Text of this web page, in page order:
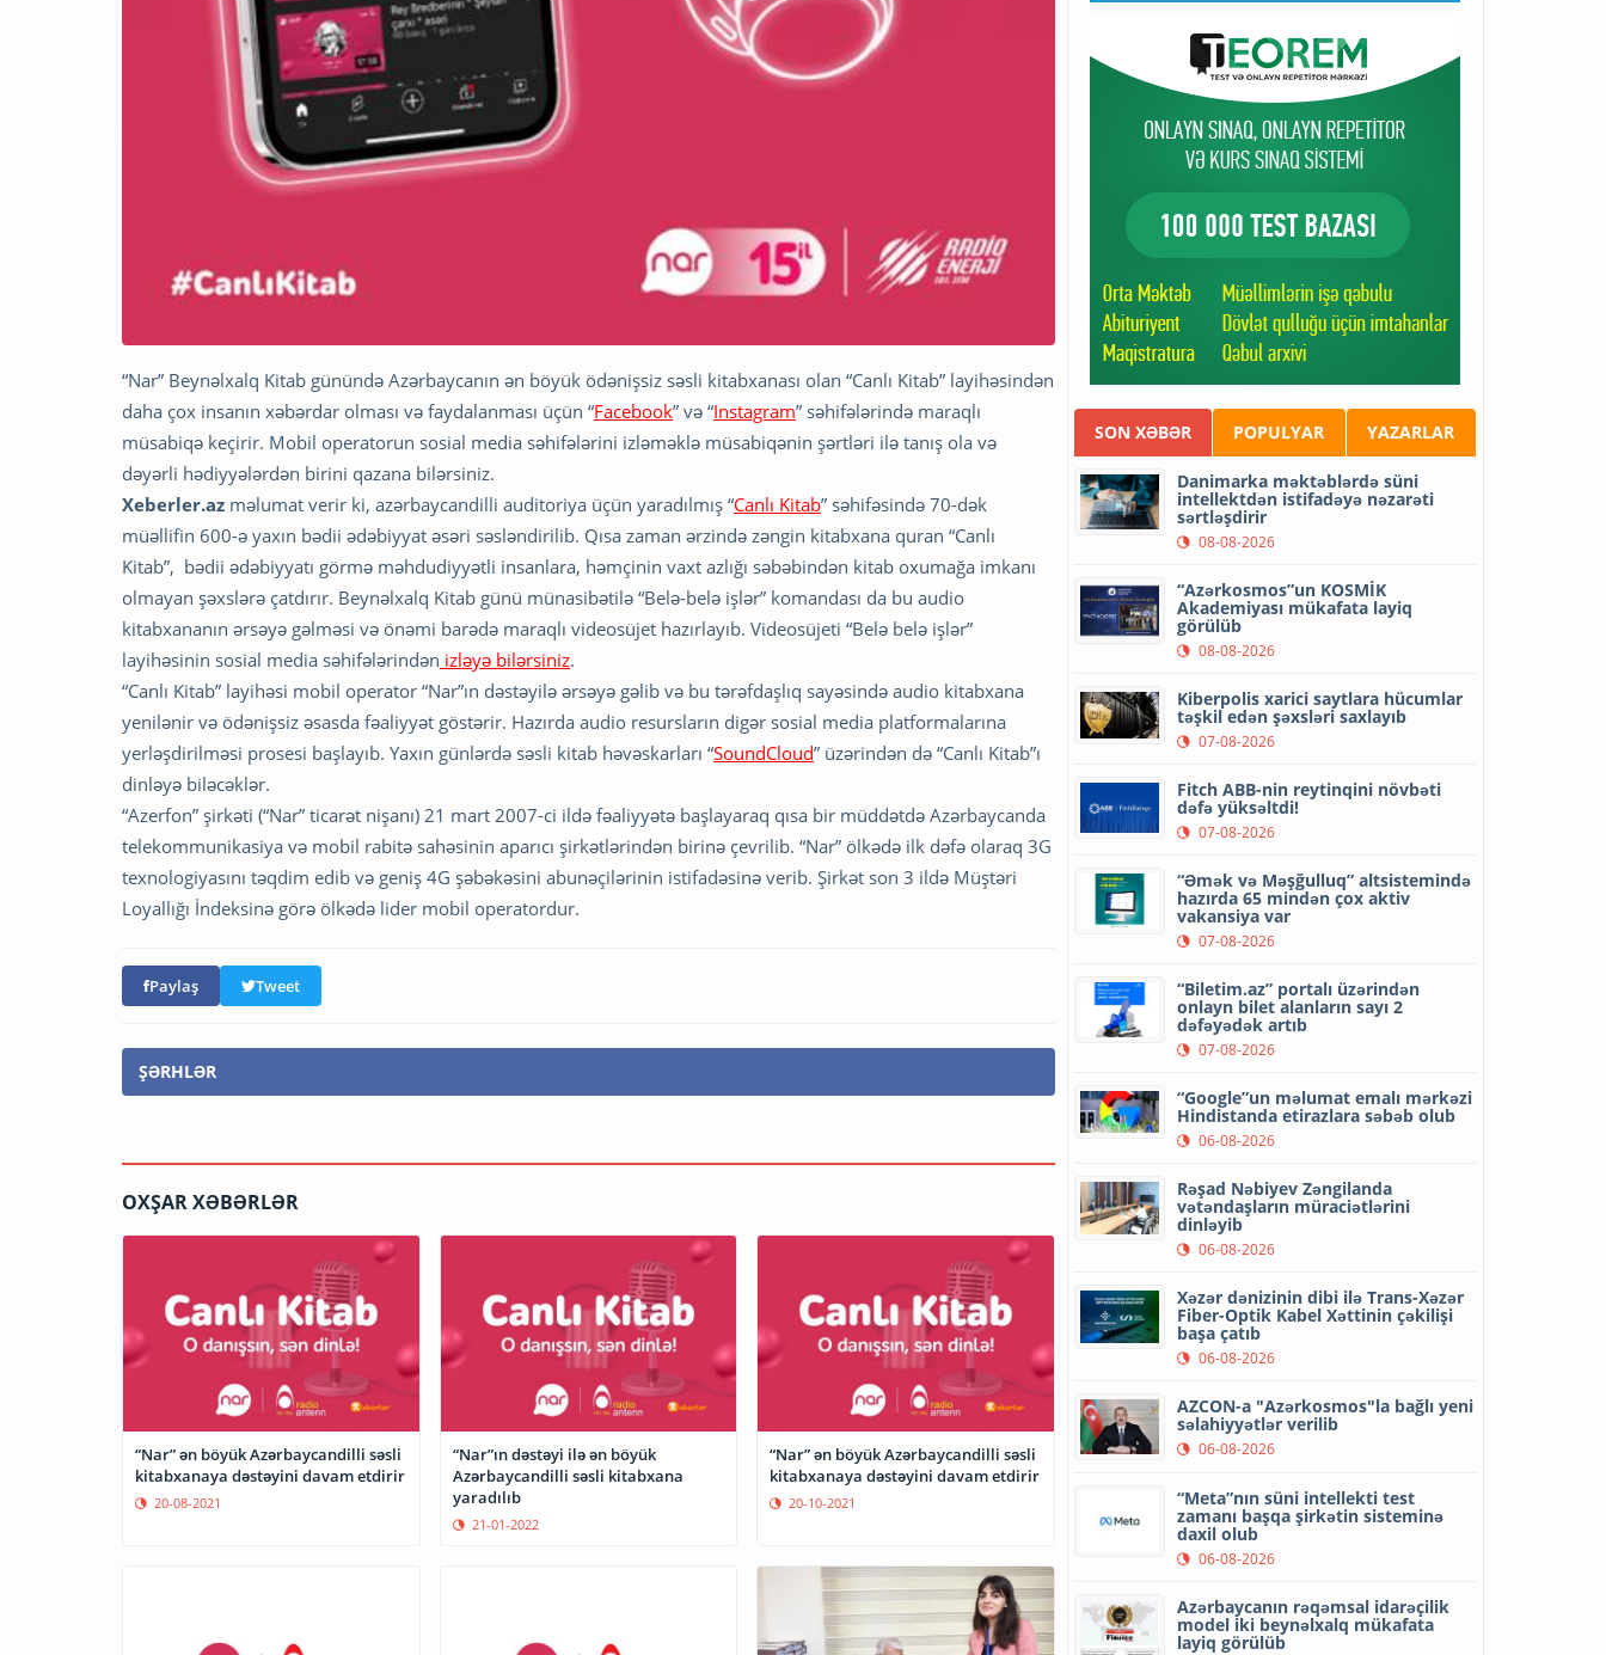
“Nar” Beynəlxalq Kitab günündə Azərbaycanın ən böyük ödənişsiz səsli kitabxanası olan “Canlı Kitab” layihəsindən
daha çox insanın xəbərdar olması və faydalanması üçün “Facebook” və “Instagram” səhifələrində maraqlı
müsabiqə keçirir. Mobil operatorun sosial media səhifələrini izləməklə müsabiqənin şərtləri ilə tanış ola və
dəyərli hədiyyələrdən birini qazana bilərsiniz.
Xeberler.az məlumat verir ki, azərbaycandilli auditoriya üçün yaradılmış “Canlı Kitab” səhifəsində 70-dək
müəllifin 600-ə yaxın bədii ədəbiyyat əsəri səsləndirilib. Qısa zaman ərzində zəngin kitabxana quran “Canlı
Kitab”, bədii ədəbiyyatı görmə məhdudiyyətli insanlara, həmçinin vaxt azlığı səbəbindən kitab oxumağa imkanı
olmayan şəxslərə çatdırır. Beynəlxalq Kitab günü münasibətilə “Belə-belə işlər” komandası da bu audio
kitabxananın ərsəyə gəlməsi və önəmi barədə maraqlı videosüjet hazırlayıb. Videosüjeti “Belə belə işlər”
layihəsinin sosial media səhifələrindən izləyə bilərsiniz.
“Canlı Kitab” layihəsi mobil operator “Nar”ın dəstəyilə ərsəyə gəlib və bu tərəfdaşlıq sayəsində audio kitabxana
yenilənir və ödənişsiz əsasda fəaliyyət göstərir. Hazırda audio resursların digər sosial media platformalarına
yerləşdirilməsi prosesi başlayıb. Yaxın günlərdə səsli kitab həvəskarları “SoundCloud” üzərindən də “Canlı Kitab”ı
dinləyə biləcəklər.
“Azerfon” şirkəti (“Nar” ticarət nişanı) 21 mart 2007-ci ildə fəaliyyətə başlayaraq qısa bir müddətdə Azərbaycanda
telekommunikasiya və mobil rabitə sahəsinin aparıcı şirkətlərindən birinə çevrilib. “Nar” ölkədə ilk dəfə olaraq 3G
texnologiyasını təqdim edib və geniş 4G şəbəkəsini abunəçilərinin istifadəsinə verib. Şirkət son 3 ildə Müştəri
Loyallığı İndeksinə görə ölkədə lider mobil operatordur.
Paylaş Tweet
ŞƏRHLƏR
OXŞAR XƏBƏRLƏR
“Nar” ən böyük Azərbaycandilli səsli
kitabxanaya dəstəyini davam etdirir
20-08-2021
“Nar”ın dəstəyi ilə ən böyük
Azərbaycandilli səsli kitabxana
yaradılıb
21-01-2022
“Nar” ən böyük Azərbaycandilli səsli
kitabxanaya dəstəyini davam etdirir
20-10-2021
SON XƏBƏR POPULYAR YAZARLAR
Danimarka məktəblərdə süni
intellektdən istifadəyə nəzarəti
sərtləşdirir
08-08-2026
“Azərkosmos”un KOSMİK
Akademiyası mükafata layiq
görülüb
08-08-2026
Kiberpolis xarici saytlara hücumlar
təşkil edən şəxsləri saxlayıb
07-08-2026
Fitch ABB-nin reytinqini növbəti
dəfə yüksəltdi!
07-08-2026
“Əmək və Məşğulluq” altsistemində
hazırda 65 mindən çox aktiv
vakansiya var
07-08-2026
“Biletim.az” portalı üzərindən
onlayn bilet alanların sayı 2
dəfəyədək artıb
07-08-2026
“Google”un məlumat emalı mərkəzi
Hindistanda etirazlara səbəb olub
06-08-2026
Rəşad Nəbiyev Zəngilanda
vətəndaşların müraciətlərini
dinləyib
06-08-2026
Xəzər dənizinin dibi ilə Trans-Xəzər
Fiber-Optik Kabel Xəttinin çəkilişi
başa çatıb
06-08-2026
AZCON-a "Azərkosmos"la bağlı yeni
səlahiyyətlər verilib
06-08-2026
“Meta”nın süni intellekti test
zamanı başqa şirkətin sisteminə
daxil olub
06-08-2026
Azərbaycanın rəqəmsal idarəçilik
model iki beynəlxalq mükafata
layiq görülüb